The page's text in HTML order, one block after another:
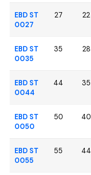
EBD ST
0027
27 22
EBD ST
0035
35 28
EBD ST
0044
44 35
EBD ST
0050
50 40
EBD ST
0055
55 44